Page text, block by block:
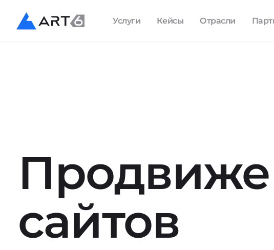
Услуги Кейсы Отрасли
сайтов